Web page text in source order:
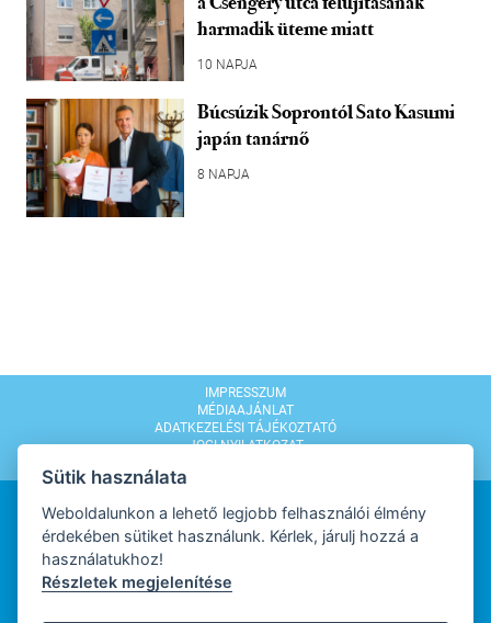
harmadik üteme miatt
10 NAPJA
Búcsúzik Soprontól Sato Kasumi
japán tanárnő
8 NAPJA
IMPRESSZUM
MÉDIAAJÁNLAT
ADATKEZELÉSI TÁJÉKOZTATÓ
JOGI NYILATKOZAT
WEBDESIGN
Sütik használata
Weboldalunkon a lehető legjobb felhasználói élmény
érdekében sütiket használunk. Kérlek, járulj hozzá a
használatukhoz!
Részletek megjelenítése